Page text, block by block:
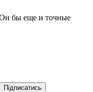
Он бы еще и точные